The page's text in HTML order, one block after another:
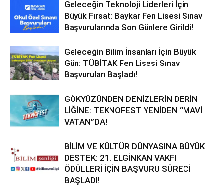
Geleceğin Teknoloji Liderleri İçin
Büyük Fırsat: Baykar Fen Lisesi Sınav
Başvurularında Son Günlere Girildi!
Geleceğin Bilim İnsanları İçin Büyük
Gün: TÜBİTAK Fen Lisesi Sınav
Başvuruları Başladı!
GÖKYÜZÜNDEN DENİZLERİN DERİN
LİĞİNE: TEKNOFEST YENİDEN “MAVİ
VATAN”DA!
BİLİM VE KÜLTÜR DÜNYASINA BÜYÜK
DESTEK: 21. ELGİNKAN VAKFI
ÖDÜLLERİ İÇİN BAŞVURU SÜRECİ
BAŞLADI!